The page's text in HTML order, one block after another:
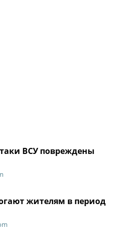
ВСУ повреждены
жителям в период